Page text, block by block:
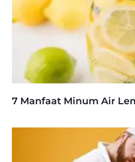
7 Manfaat Minum Air